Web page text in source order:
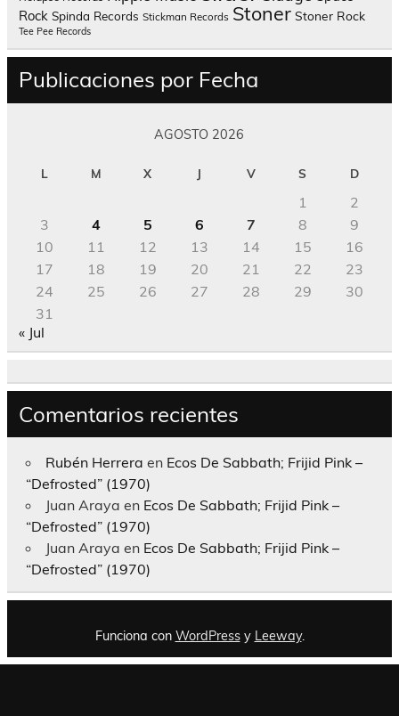
Rock Spinda Records Stickman Records Stoner Stoner Rock
Tee Pee Records
Publicaciones por Fecha
AGOSTO 2026
L M X J V S D
1
2
3
4 5 6 7 8
9
10
11 12 13 14 15
16
17
18 19 20 21 22
23
24
25 26 27 28 29
30
31
« Jul
Comentarios recientes
Rubén Herrera en Ecos De Sabbath; Frijid Pink –
“Defrosted” (1970)
Juan Araya en Ecos De Sabbath; Frijid Pink –
“Defrosted” (1970)
Juan Araya en Ecos De Sabbath; Frijid Pink –
“Defrosted” (1970)
Funciona con WordPressy Leeway.